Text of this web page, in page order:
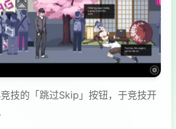
技的「跳过Skip」按钮，于竞技开